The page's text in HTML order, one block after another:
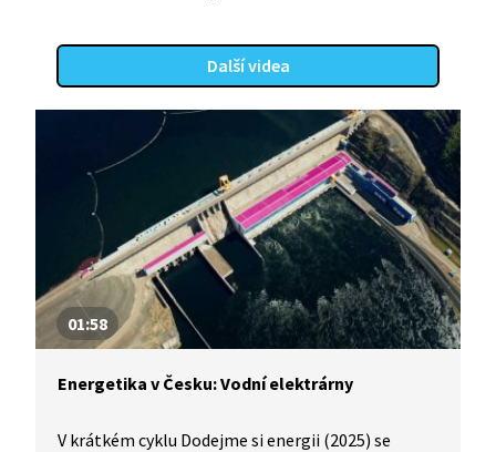
Další videa
01:58
Energetika v Česku: Vodní elektrárny
V krátkém cyklu Dodejme si energii (2025) se